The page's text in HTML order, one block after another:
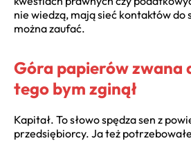
nie wiedzą, mają sieć kontaktów do
można zaufać.
Góra papierów zwana
tego bym zginął
Kapitał. To słowo spędza sen z
przedsiębiorcy. Ja też